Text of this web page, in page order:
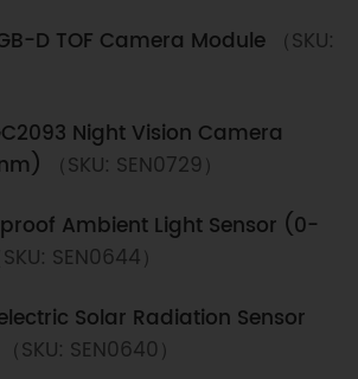
D TOF Camera Module （SKU:
Night Vision Camera
（SKU: SEN0729）
Ambient Light Sensor (0-
SKU: SEN0644）
Solar Radiation Sensor
（SKU: SEN0640）